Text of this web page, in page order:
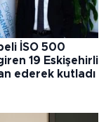
İSO 500
19 Eskişehirli
ederek kutladı